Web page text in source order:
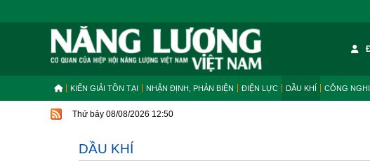
KIẾN GIẢI TỒN TẠI NHẬN ĐỊNH, PHẢN BIỆN ĐIỆN LỰC DẦU KHÍ CÔNG
Thứ bảy 08/08/2026 12:50
DẦU KHÍ